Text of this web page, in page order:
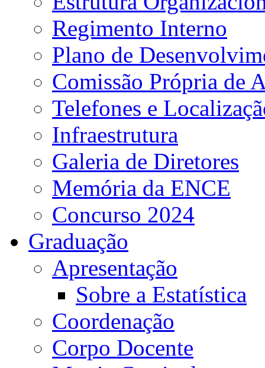
Regimento Interno
Plano de
Comissão Própria de
Telefones e
Infraestrutura
Galeria de Diretores
Memória da ENCE
Concurso 2024
Graduação
Apresentação
Sobre a Estatística
Coordenação
Corpo Docente